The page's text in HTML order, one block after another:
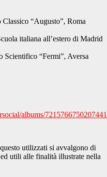
Classico “Augusto”, Roma
italiana all’estero di Madrid
Scientifico “Fermi”, Aversa
albums/
utilizzati si avvalgono di
utili alle finalità illustrate nella